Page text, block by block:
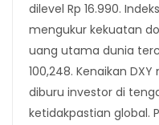
dilevel Rp 16.990.
mengukur kekuatan
uang utama dunia
100,248. Kenaikan
diburu investor di
ketidakpastian global.